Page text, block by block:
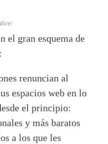
dice:
el gran esquema de
renuncian al
espacios web en lo
el principio:
y más baratos
a los que les